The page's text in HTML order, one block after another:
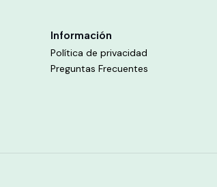
Información
Política de privacidad
Preguntas Frecuentes